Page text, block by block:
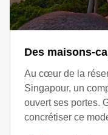
Des maisons-
Au cœur de la
Singapour, un
ouvert ses portes.
concrétiser ce